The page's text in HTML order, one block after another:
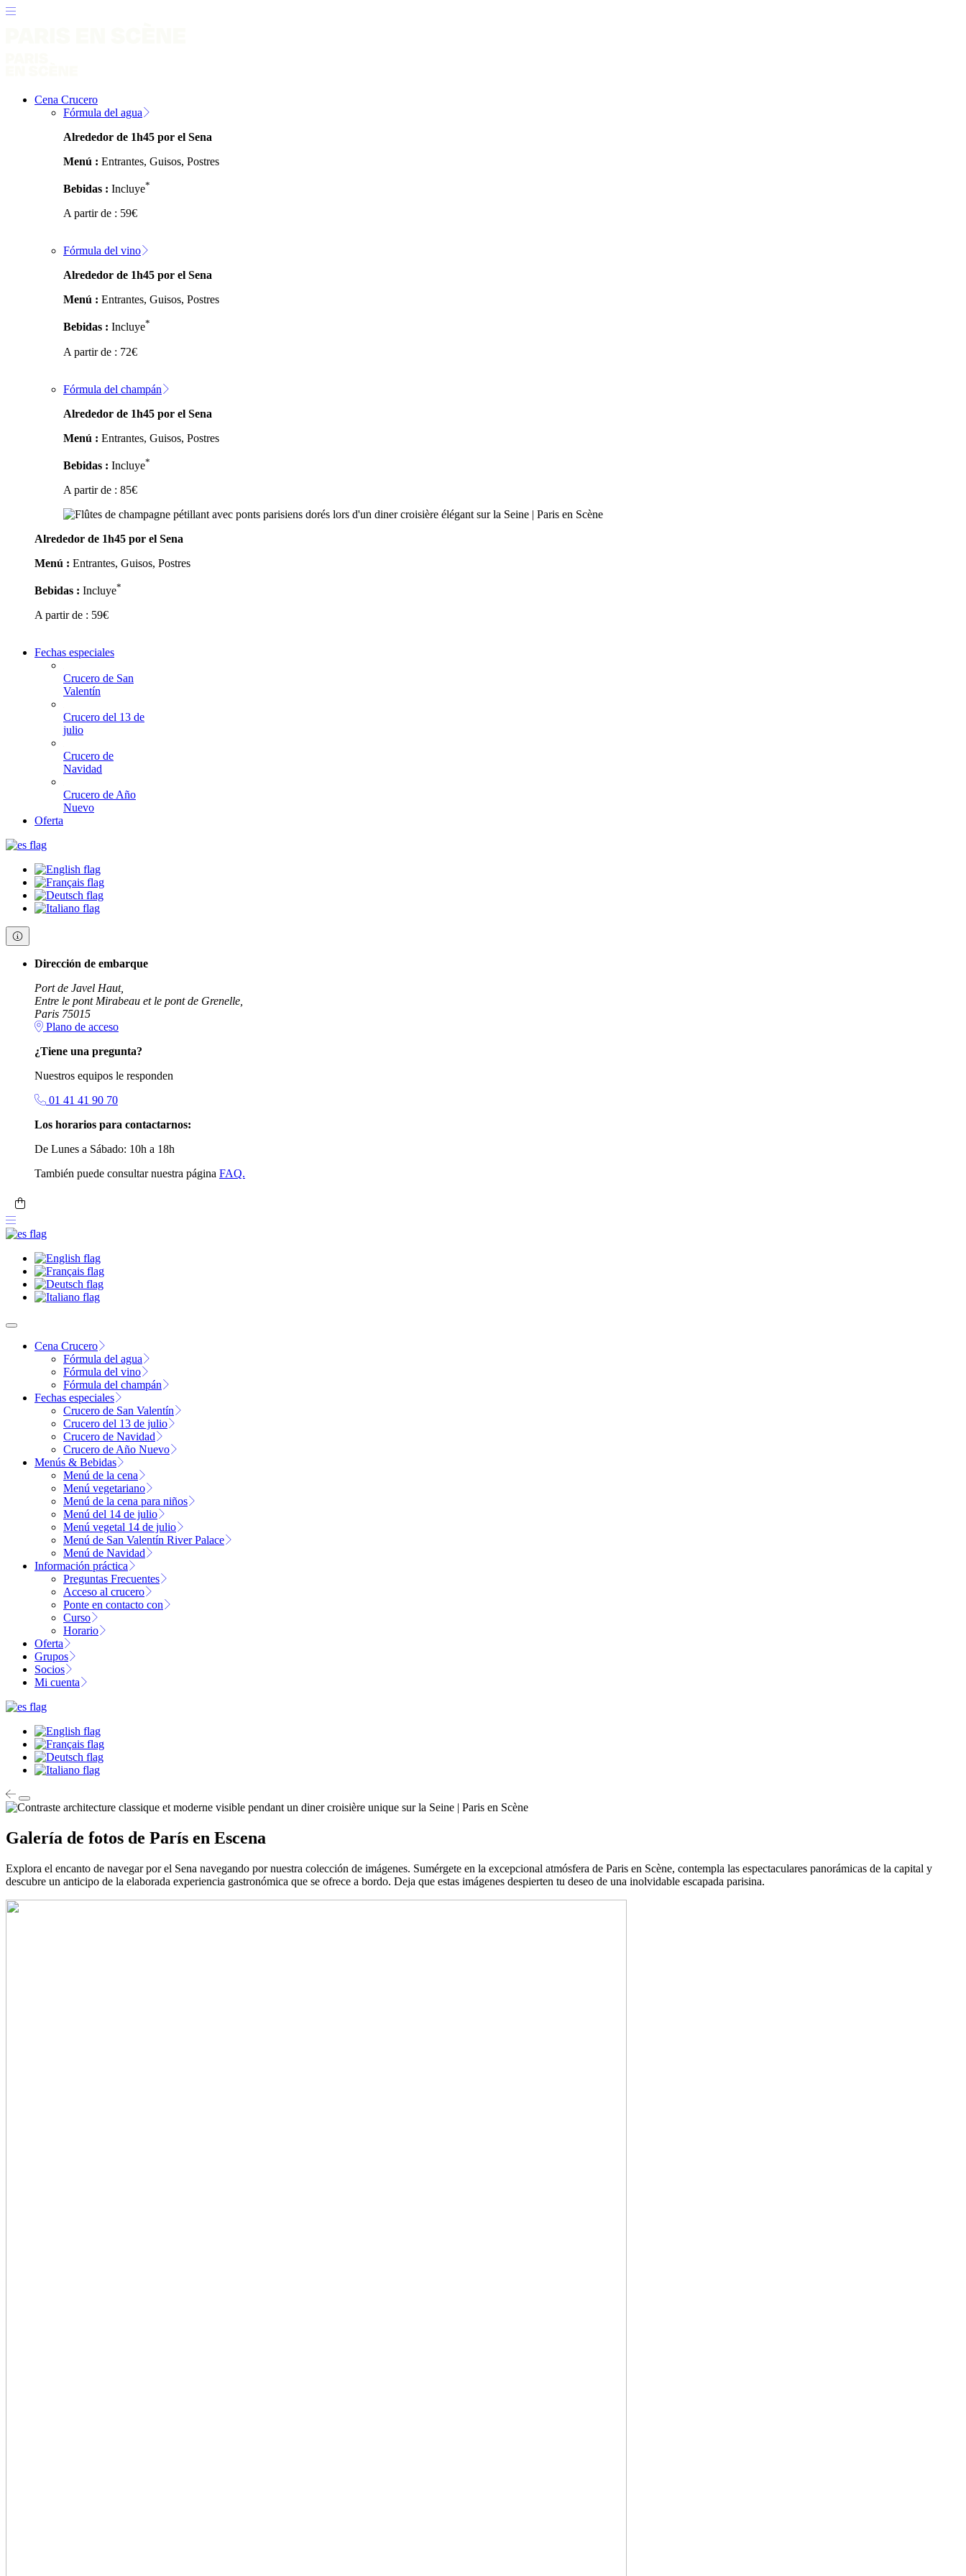
Cena Crucero
Fórmula del agua
Alrededor de 1h45 por el Sena
Menú : Entrantes, Guisos, Postres
Bebidas : Incluye*
A partir de : 59€
Fórmula del vino
Alrededor de 1h45 por el Sena
Menú : Entrantes, Guisos, Postres
Bebidas : Incluye*
A partir de : 72€
Fórmula del champán
Alrededor de 1h45 por el Sena
Menú : Entrantes, Guisos, Postres
Bebidas : Incluye*
A partir de : 85€
Alrededor de 1h45 por el Sena
Menú : Entrantes, Guisos, Postres
Bebidas : Incluye*
A partir de : 59€
Fechas especiales
Crucero de San
Valentín
Crucero del 13 de
julio
Crucero de
Navidad
Crucero de Año
Nuevo
Oferta
Dirección de embarque
Port de Javel Haut,
Entre le pont Mirabeau et le pont de Grenelle,
Paris 75015
Plano de acceso
¿Tiene una pregunta?
Nuestros equipos le responden
01 41 41 90 70
Los horarios para contactarnos:
De Lunes a Sábado: 10h a 18h
También puede consultar nuestra página FAQ.
Cena Crucero
Fórmula del agua
Fórmula del vino
Fórmula del champán
Fechas especiales
Crucero de San Valentín
Crucero del 13 de julio
Crucero de Navidad
Crucero de Año Nuevo
Menús & Bebidas
Menú de la cena
Menú vegetariano
Menú de la cena para niños
Menú del 14 de julio
Menú vegetal 14 de julio
Menú de San Valentín River Palace
Menú de Navidad
Información práctica
Preguntas Frecuentes
Acceso al crucero
Ponte en contacto con
Curso
Horario
Oferta
Grupos
Socios
Mi cuenta
Galería de fotos de París en Escena
Explora el encanto de navegar por el Sena navegando por nuestra colección de imágenes. Sumérgete en la excepcional atmósfera de Paris en Scène, contempla las espectaculares panorámicas de la capital y
descubre un anticipo de la elaborada experiencia gastronómica que se ofrece a bordo. Deja que estas imágenes despierten tu deseo de una inolvidable escapada parisina.